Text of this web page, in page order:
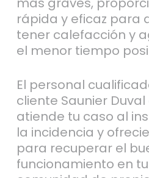
rápida y eficaz para
tener calefacción y
el menor tiempo
El personal
cliente Saunier Duval
atiende tu caso al
la incidencia y
para recuperar el
funcionamiento en